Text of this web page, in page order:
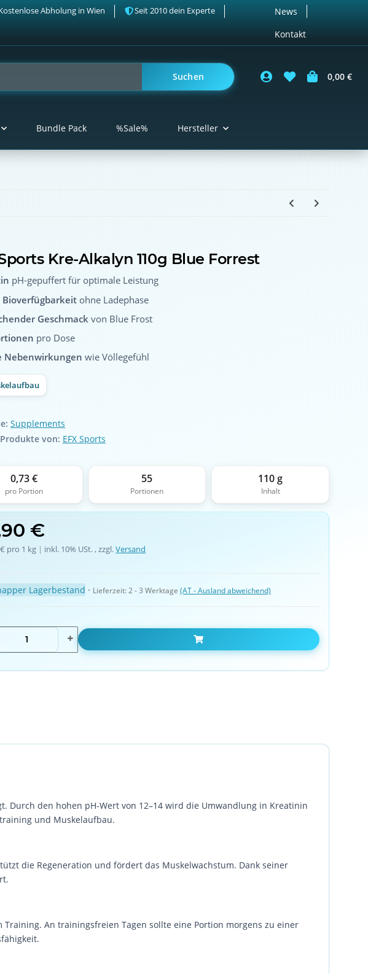
News
Kontakt
Abholung in Wien Seit 2010 dein Experte
Suchen 0,00 €
Bundle Pack %Sale% Hersteller
Kre-Alkalyn 110g Blue Forrest
pH-gepuffert für optimale Leistung
Bioverfügbarkeit ohne Ladephase
Geschmack von Blue Frost
pro Dose
Nebenwirkungen wie Völlegefühl
Supplements
von: EFX Sports
0,73 €
pro Portion
55
Portionen
110 g
Inhalt
€
pro 1 kg | inkl. 10% USt. , zzgl.Versand
Lagerbestand · Lieferzeit:2 - 3 Werktage(AT - Ausland abweichend)
In den Warenkorb
Durch den hohen pH-Wert von 12–14 wird die Umwandlung in Kreatinin
und Muskelaufbau.
die Regeneration und fördert das Muskelwachstum. Dank seiner
An trainingsfreien Tagen sollte eine Portion morgens zu einer